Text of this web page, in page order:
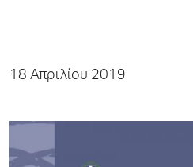
18 Απριλίου 2019